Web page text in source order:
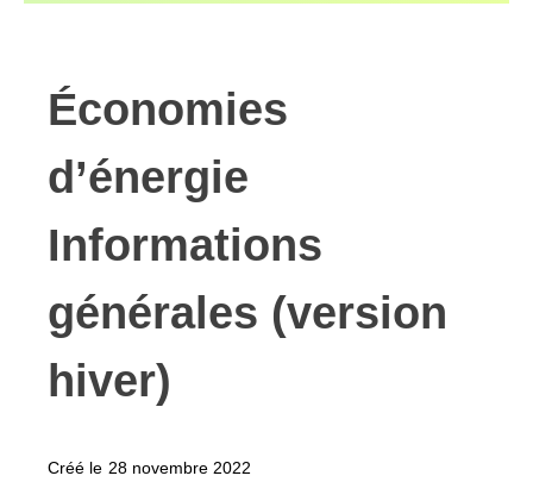
Économies
d’énergie
Informations
générales (version
hiver)
Créé le 28 novembre 2022